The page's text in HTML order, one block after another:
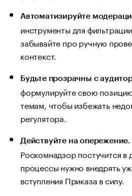
Автоматизируйте
инструменты для
забывайте про ручную
контекст.
Будьте прозрачны с
формулируйте свою
темам, чтобы избежать
регулятора.
Действуйте на опережение.
Роскомнадзор постучится в
процессы нужно внедрять
вступления Приказа в силу.